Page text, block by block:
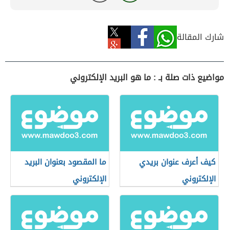
شارك المقالة
مواضيع ذات صلة بـ : ما هو البريد الإلكتروني
كيف أعرف عنوان بريدي
الإلكتروني
ما المقصود بعنوان البريد
الإلكتروني